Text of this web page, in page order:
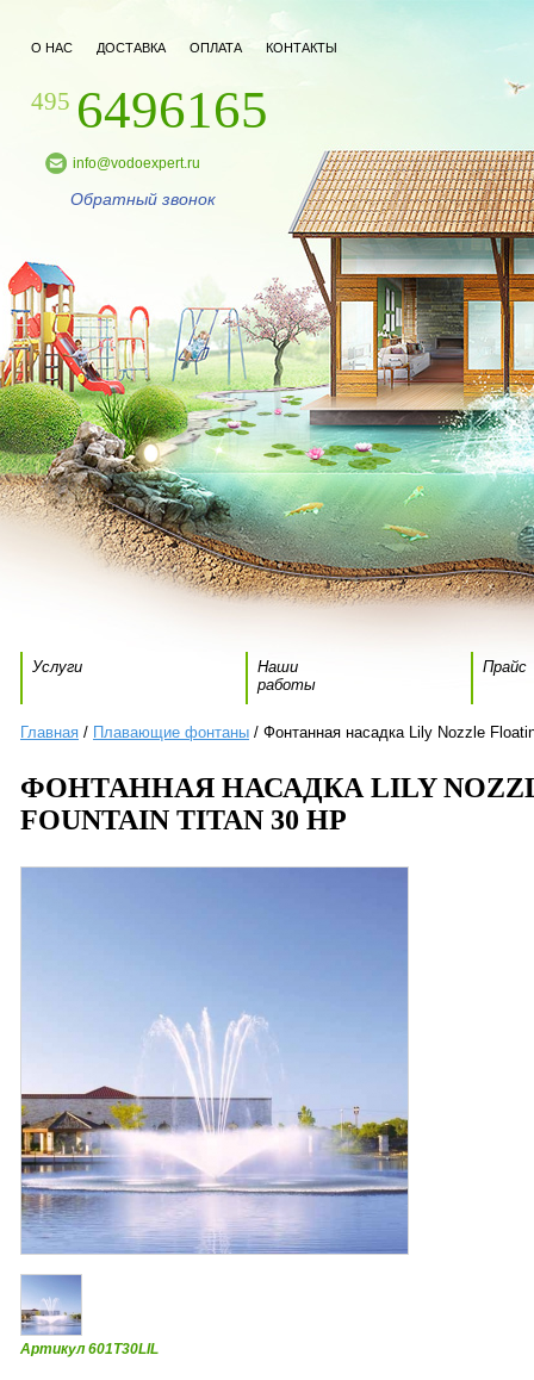
О НАС ДОСТАВКА ОПЛАТА КОНТАКТЫ
495 6496165
info@vodoexpert.ru
Обратный звонок
Услуги
Наши
работы
Прайс
Главная / Плавающие фонтаны / Фонтанная насадка Lily Nozzle
ФОНТАННАЯ НАСАДКА LILY
FOUNTAIN TITAN 30 HP
Артикул 601T30LIL